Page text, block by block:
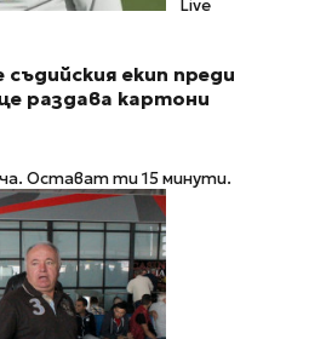
Live
екип преди
раздава картони
Остават ти 15 минути.